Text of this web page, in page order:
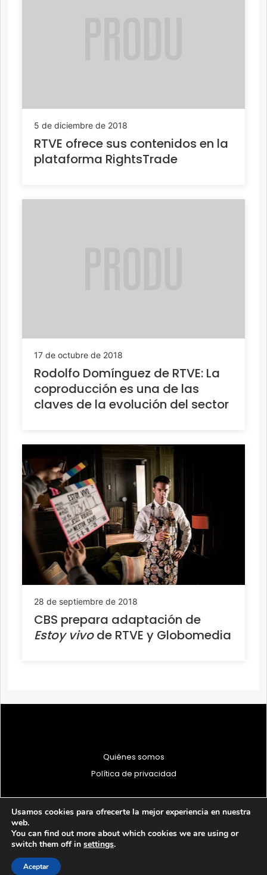
5 de diciembre de 2018
RTVE ofrece sus contenidos en la
plataforma RightsTrade
17 de octubre de 2018
Rodolfo Domínguez de RTVE: La
coproducción es una de las
claves de la evolución del sector
28 de septiembre de 2018
CBS prepara adaptación de
Estoy vivode RTVE y Globomedia
Quiénes somos
Política de privacidad
© 1997 - 2026 PRODU - Todos los derechos reservados
Usamos cookies para ofrecerte la mejor experiencia en nuestra
web.
You can find out more about which cookies we are using or
switch them off in settings.
Aceptar